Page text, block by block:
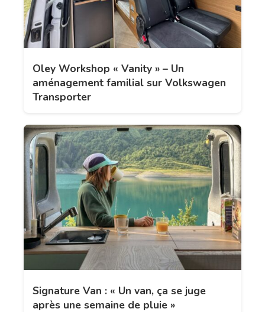
Oley Workshop « Vanity » – Un
aménagement familial sur Volkswagen
Transporter
Signature Van : « Un van, ça se juge
après une semaine de pluie »